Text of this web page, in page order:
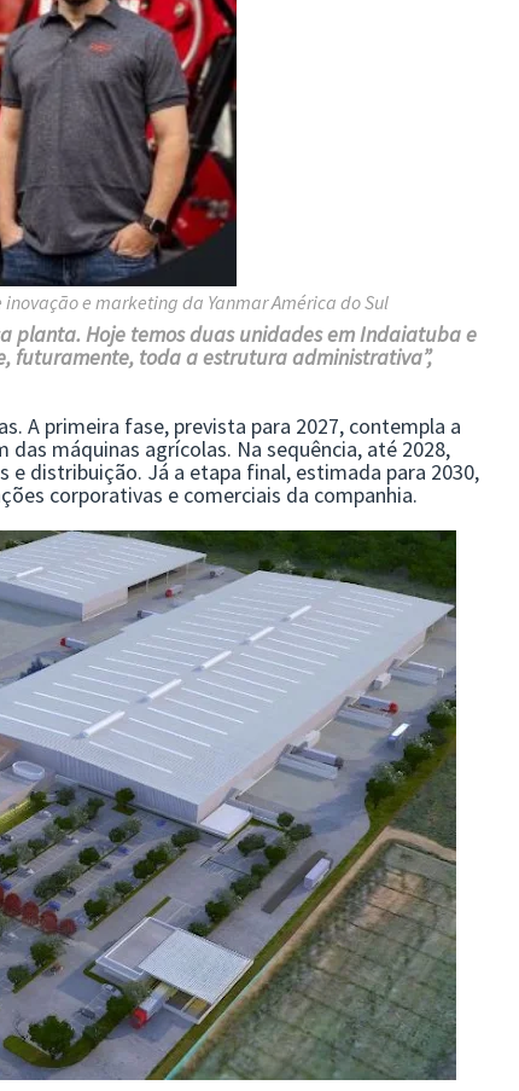
e marketing da Yanmar América do Sul
planta. Hoje temos duas unidades em Indaiatuba e
futuramente, toda a estrutura administrativa”,
A primeira fase, prevista para 2027, contempla a
máquinas agrícolas. Na sequência, até 2028,
e distribuição. Já a etapa final, estimada para 2030,
corporativas e comerciais da companhia.